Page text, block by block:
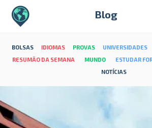
Blog
BOLSAS IDIOMAS PROVAS UNIVERSIDADES
RESUMÃO DA SEMANA
MUNDO ESTUDAR
NOTÍCIAS